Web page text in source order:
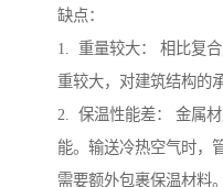
缺点：
1. 重量较大： 相比复
重较大，对建筑结构的
2. 保温性能差： 金属
能。输送冷热空气时，
需要额外包裹保温材料。